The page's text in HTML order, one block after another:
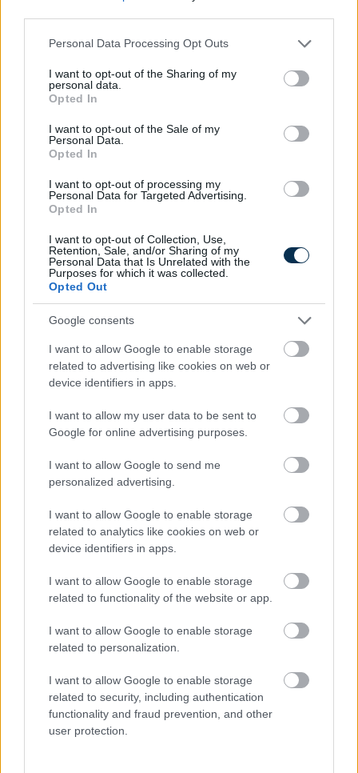
Please note that this website/app uses one or more Google
not limited to your visit or usage behaviour. You may click to
grant or deny consent to Google and its third-party tags to
use your data for below specified purposes in below Google
consent section.
Personal Data Processing Opt Outs
I want to opt-out of the Sharing of my
personal data.
Opted In
I want to opt-out of the Sale of my
Personal Data.
Opted In
I want to opt-out of processing my
Personal Data for Targeted Advertising.
Opted In
I want to opt-out of Collection, Use,
Retention, Sale, and/or Sharing of my
Personal Data that Is Unrelated with the
Purposes for which it was collected.
Opted Out
Google consents
I want to allow Google to enable storage
related to advertising like cookies on web or
device identifiers in apps.
I want to allow my user data to be sent to
Google for online advertising purposes.
I want to allow Google to send me
personalized advertising.
I want to allow Google to enable storage
related to analytics like cookies on web or
device identifiers in apps.
I want to allow Google to enable storage
related to functionality of the website or app.
I want to allow Google to enable storage
related to personalization.
I want to allow Google to enable storage
related to security, including authentication
functionality and fraud prevention, and other
user protection.
És ezeket kiszámoltad már?
Milyen szinten beszélsz chatül?
KISZÁMOLOM!
Férfi ruhaméret átváltás